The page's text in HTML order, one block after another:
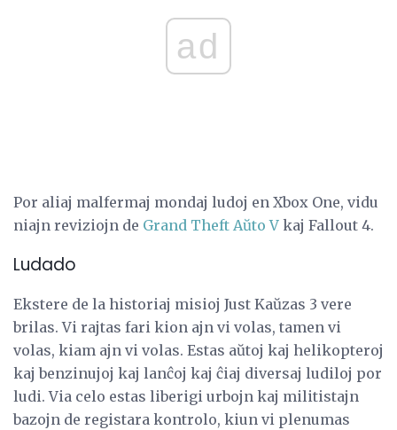
ad
Por aliaj malfermaj mondaj ludoj en Xbox One, vidu
niajn reviziojn de Grand Theft Aŭto V kaj Fallout 4.
Ludado
Ekstere de la historiaj misioj Just Kaŭzas 3 vere
brilas. Vi rajtas fari kion ajn vi volas, tamen vi
volas, kiam ajn vi volas. Estas aŭtoj kaj helikopteroj
kaj benzinujoj kaj lanĉoj kaj ĉiaj diversaj ludiloj por
ludi. Via celo estas liberigi urbojn kaj militistajn
bazojn de registara kontrolo, kiun vi plenumas